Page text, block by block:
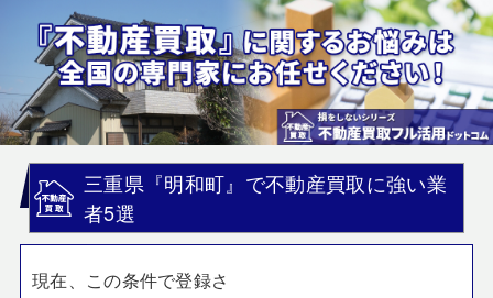
三重県『明和町』で不動産買取に強い業
者5選
現在、この条件で登録さ